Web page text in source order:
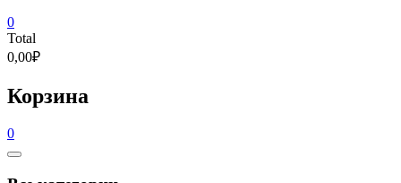
0
Total
0,00₽
Корзина
0
Catalog